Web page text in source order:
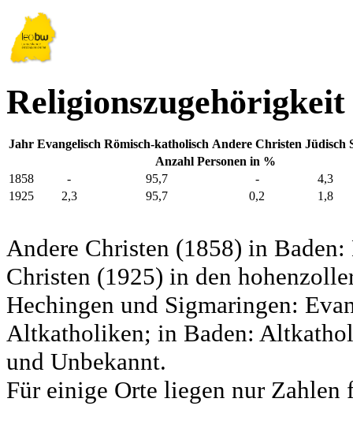
Jahr Evangelisch Römisch-katholisch Andere Christen Jüdisch
Anzahl Personen in %
1858
- 95,7 -
4,3
1925
2,3 95,7 0,2 1,8
Andere Christen (1858) in
Christen (1925) in den
Hechingen und Sigmaringen:
Altkatholiken; in Baden:
und Unbekannt.
Für einige Orte liegen nur Zahlen